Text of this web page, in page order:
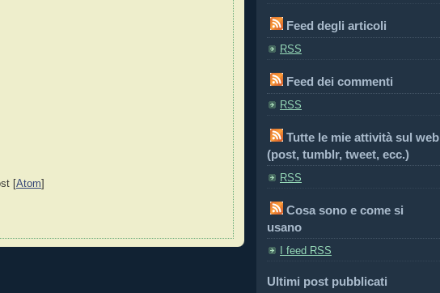
[Atom]
Feed degli articoli
RSS
Feed dei commenti
RSS
Tutte le mie attività sul web
(post, tumblr, tweet, ecc.)
RSS
Cosa sono e come si
usano
I feed RSS
Ultimi post pubblicati